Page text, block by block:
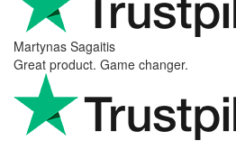
Martynas Sagaitis
Great product. Game changer.